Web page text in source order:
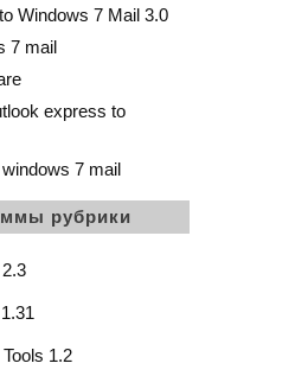
Windows 7 Mail 3.0
7 mail
express to
7 mail
рубрики
1.2